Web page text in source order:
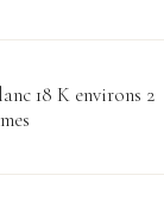
18 K environs 2